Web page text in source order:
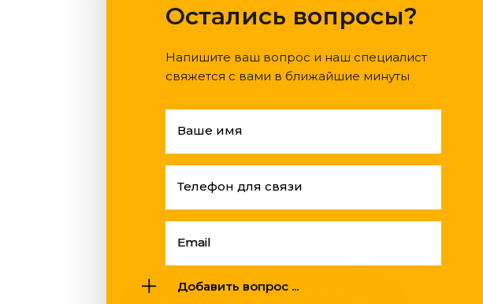
Остались вопросы?
Напишите ваш вопрос и наш специалист
свяжется с вами в ближайшие минуты
Ваше имя
Телефон для связи
Email
Добавить вопрос ...